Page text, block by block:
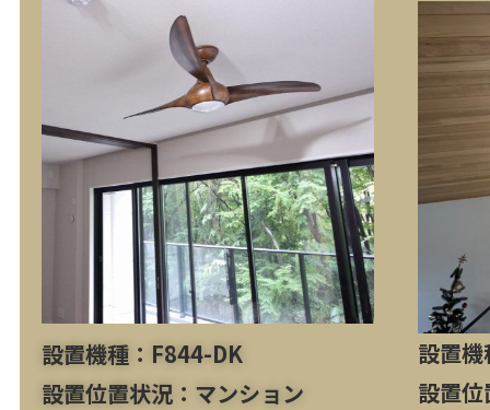
設置機種：F844-DK
設置位置状況：マンション
設置
設置